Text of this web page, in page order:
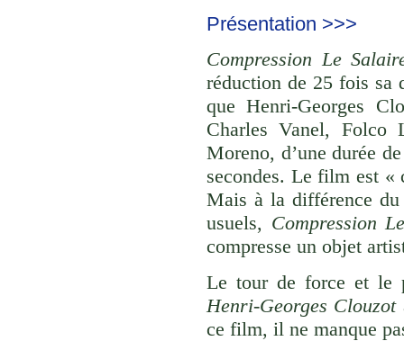
Présentation >>>
Compression Le
réduction de 25 fois sa
que Henri-Georges
Charles Vanel,
Moreno, d’une durée
secondes. Le film est «
Mais à la différence
usuels, Compression
compresse un objet
Le tour de force et
Henri-Georges Clouzot
ce film, il ne manque